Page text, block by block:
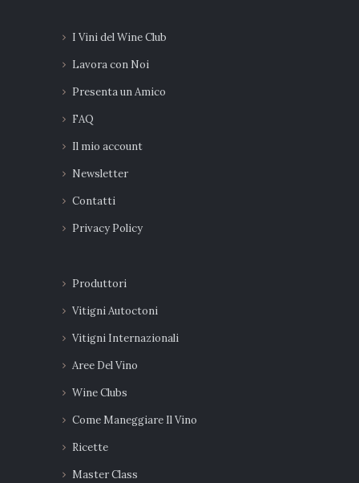
I Vini del Wine Club
Lavora con Noi
Presenta un Amico
FAQ
Il mio account
Newsletter
Contatti
Privacy Policy
Produttori
Vitigni Autoctoni
Vitigni Internazionali
Aree Del Vino
Wine Clubs
Come Maneggiare Il Vino
Ricette
Master Class